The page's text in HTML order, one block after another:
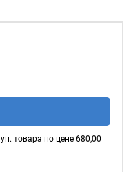
уп. товара по цене 680,00